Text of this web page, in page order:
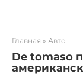
Главная » Авто
De tomaso